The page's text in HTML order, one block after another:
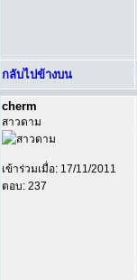
กลับไปข้างบน
cherm
สาวดาม
เข้าร่วมเมื่อ: 17/11/2011
ตอบ: 237